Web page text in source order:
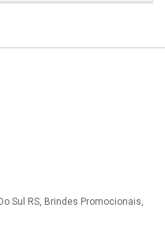
Sul RS, Brindes Promocionais,